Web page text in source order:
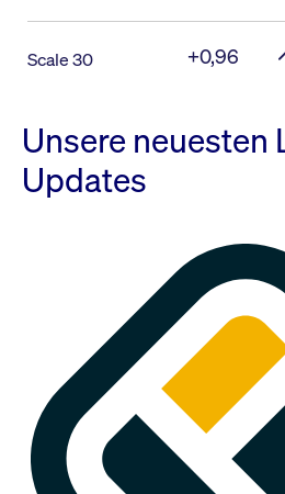
Scale 30 +0,96
Unsere neuesten
Updates